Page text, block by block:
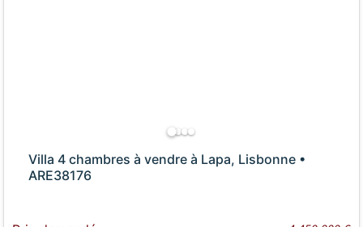
Villa 4 chambres à vendre à Lapa, Lisbonne •
ARE38176